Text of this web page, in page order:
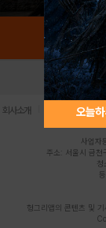
오늘하
회사소개 | 개인
사업자
주소: 서울시 금
헝그리앱의 콘텐츠 및